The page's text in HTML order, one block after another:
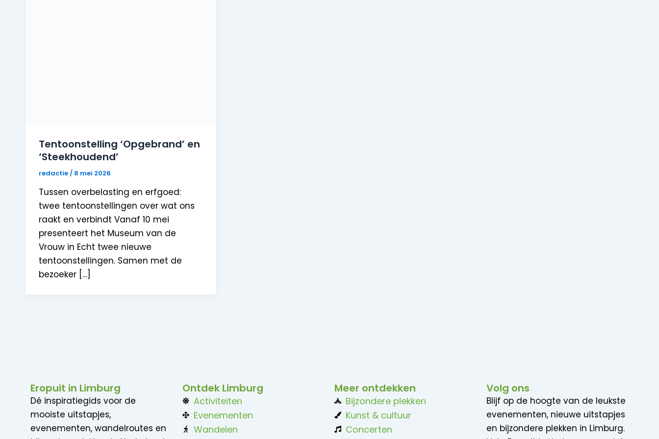
Tentoonstelling ‘Opgebrand’ en
‘Steekhoudend’
redactie / 8 mei 2026
Tussen overbelasting en erfgoed:
twee tentoonstellingen over wat ons
raakt en verbindt Vanaf 10 mei
presenteert het Museum van de
Vrouw in Echt twee nieuwe
tentoonstellingen. Samen met de
bezoeker […]
Eropuit in Limburg
Dé inspiratiegids voor de
mooiste uitstapjes,
evenementen, wandelroutes en
Ontdek Limburg
Activiteiten
Evenementen
Wandelen
Meer ontdekken
Bijzondere plekken
Kunst & cultuur
Concerten
Volg ons
Blijf op de hoogte van de leukste
evenementen, nieuwe uitstapjes
en bijzondere plekken in Limburg.